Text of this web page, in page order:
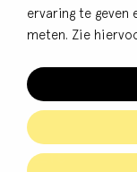
ervaring te
meten. Zie
Privacy
Cookies
Algemene